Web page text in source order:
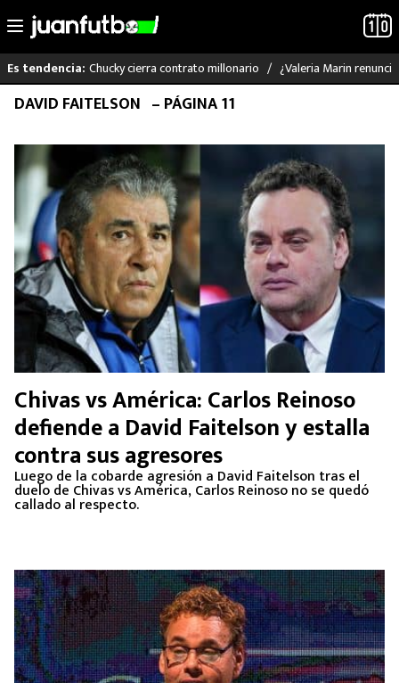
Saltar
Es tendencia: Chucky cierra contrato millonario ¿Valeria Marin
LO ÚLTIMO
RAYADOS
PUMAS
ATLANTE
SELECCIÓN MEXICANA
FUTBOL INTERNACIONAL
MEXICANOS EN EL EXTRANJERO
FUTBOL ESTUFA
FÓRMULA 1
LIGA MX
NFL
DAVID FAITELSON – PÁGINA 11
Chivas vs América: Carlos Reinoso
defiende a David Faitelson y estalla
contra sus agresores
Luego de la cobarde agresión a David Faitelson tras el
duelo de Chivas vs América, Carlos Reinoso no se quedó
callado al respecto.